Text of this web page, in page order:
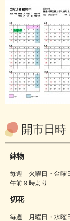
開市日時
鉢物
毎週 火曜日・金曜
午前９時より
切花
毎週 月曜日・水曜